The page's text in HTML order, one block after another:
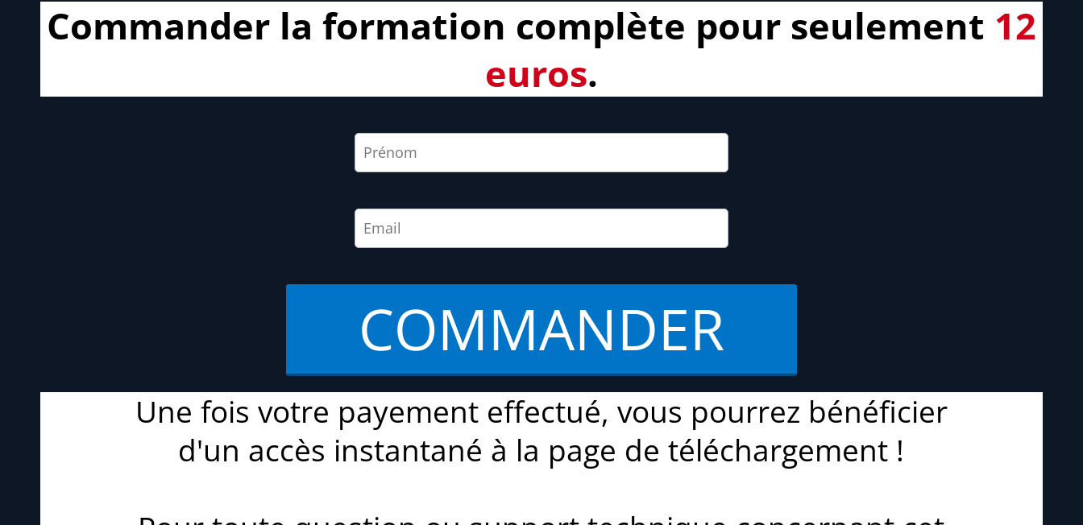
Commander la formation complète pour seulement 12
euros.
COMMANDER
Une fois votre payement effectué, vous pourrez bénéficier
d'un accès instantané à la page de téléchargement !